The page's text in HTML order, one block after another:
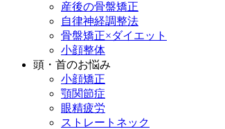
産後の骨盤矯正
自律神経調整法
骨盤矯正×ダイエット
小顔整体
頭・首のお悩み
小顔矯正
顎関節症
眼精疲労
ストレートネック